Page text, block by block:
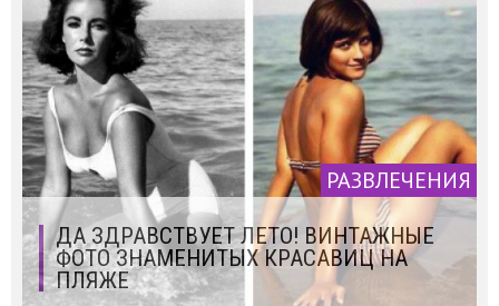
РАЗВЛЕЧЕНИЯ
ДА ЗДРАВСТВУЕТ ЛЕТО! ВИНТАЖНЫЕ
ФОТО ЗНАМЕНИТЫХ КРАСАВИЦ НА
ПЛЯЖЕ